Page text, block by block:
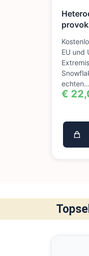
EU und
echten…
€